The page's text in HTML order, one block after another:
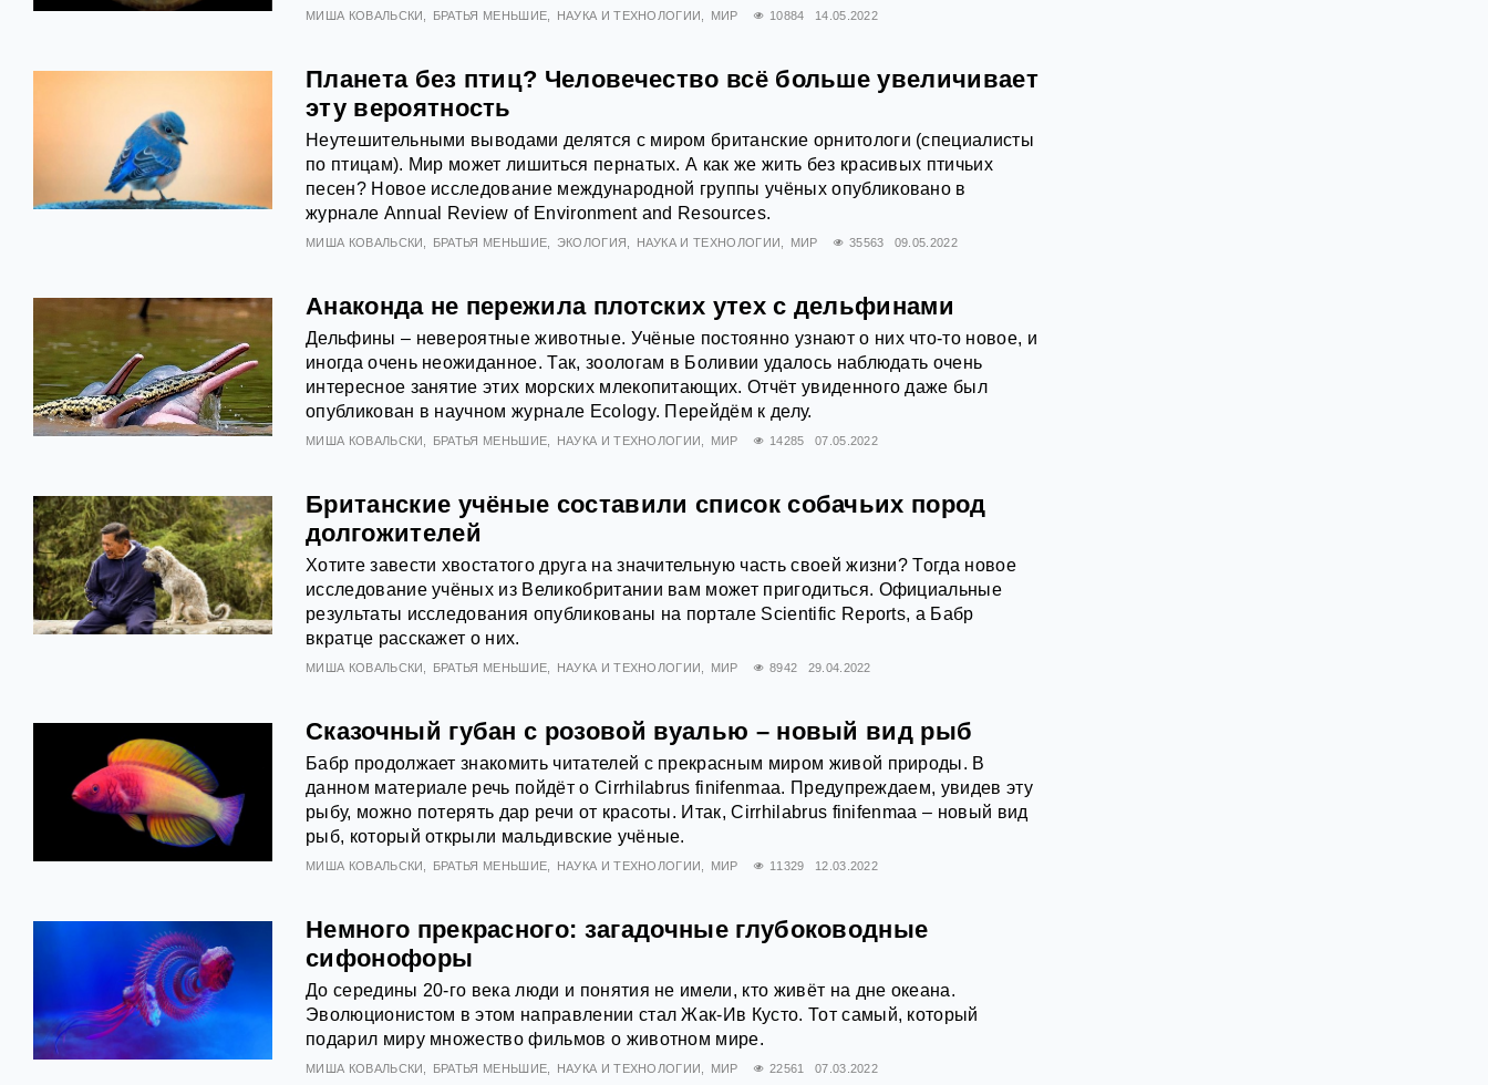
МИША КОВАЛЬСКИ БРАТЬЯ МЕНЬШИЕ НАУКА И ТЕХНОЛОГИИ МИР 10884 14.05.2022
Планета без птиц? Человечество всё больше увеличивает
эту вероятность
Неутешительными выводами делятся с миром британские орнитологи (специалисты
по птицам). Мир может лишиться пернатых. А как же жить без красивых птичьих
песен? Новое исследование международной группы учёных опубликовано в
журнале Annual Review of Environment and Resources.
МИША КОВАЛЬСКИ БРАТЬЯ МЕНЬШИЕ ЭКОЛОГИЯ НАУКА И ТЕХНОЛОГИИ МИР 35563 09.05.2022
Анаконда не пережила плотских утех с дельфинами
Дельфины – невероятные животные. Учёные постоянно узнают о них что-то новое, и
иногда очень неожиданное. Так, зоологам в Боливии удалось наблюдать очень
интересное занятие этих морских млекопитающих. Отчёт увиденного даже был
опубликован в научном журнале Ecology. Перейдём к делу.
МИША КОВАЛЬСКИ БРАТЬЯ МЕНЬШИЕ НАУКА И ТЕХНОЛОГИИ МИР 14285 07.05.2022
Британские учёные составили список собачьих пород
долгожителей
Хотите завести хвостатого друга на значительную часть своей жизни? Тогда новое
исследование учёных из Великобритании вам может пригодиться. Официальные
результаты исследования опубликованы на портале Scientific Reports, а Бабр
вкратце расскажет о них.
МИША КОВАЛЬСКИ БРАТЬЯ МЕНЬШИЕ НАУКА И ТЕХНОЛОГИИ МИР 8942 29.04.2022
Сказочный губан с розовой вуалью – новый вид рыб
Бабр продолжает знакомить читателей с прекрасным миром живой природы. В
данном материале речь пойдёт о Cirrhilabrus finifenmaa. Предупреждаем, увидев эту
рыбу, можно потерять дар речи от красоты. Итак, Cirrhilabrus finifenmaa – новый вид
рыб, который открыли мальдивские учёные.
МИША КОВАЛЬСКИ БРАТЬЯ МЕНЬШИЕ НАУКА И ТЕХНОЛОГИИ МИР 11329 12.03.2022
Немного прекрасного: загадочные глубоководные
сифонофоры
До середины 20-го века люди и понятия не имели, кто живёт на дне океана.
Эволюционистом в этом направлении стал Жак-Ив Кусто. Тот самый, который
подарил миру множество фильмов о животном мире.
МИША КОВАЛЬСКИ БРАТЬЯ МЕНЬШИЕ НАУКА И ТЕХНОЛОГИИ МИР 22561 07.03.2022